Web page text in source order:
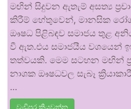
මඟින් සිදුවන ඇතැම් අසත්‍ය
කිරීම් හේතුවෙන්, මානසික රෝග
ඖෂධ පිළිබඳව සමාජය තුළ
වී ඇත.එය සමාජයීය වශයෙන්
තත්වයකි. මෙම සටහන මඟින්
නාශක ඖෂධවල සැබෑ
…
වැඩිපුර කියවන්න